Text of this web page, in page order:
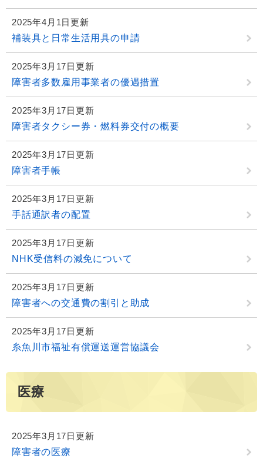
2025年4月1日更新
補装具と日常生活用具の申請
2025年3月17日更新
障害者多数雇用事業者の優遇措置
2025年3月17日更新
障害者タクシー券・燃料券交付の概要
2025年3月17日更新
障害者手帳
2025年3月17日更新
手話通訳者の配置
2025年3月17日更新
NHK受信料の減免について
2025年3月17日更新
障害者への交通費の割引と助成
2025年3月17日更新
糸魚川市福祉有償運送運営協議会
医療
2025年3月17日更新
障害者の医療